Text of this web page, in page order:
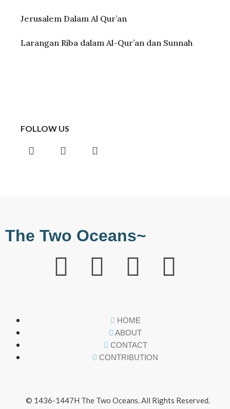
Jerusalem Dalam Al Qur’an
Larangan Riba dalam Al-Qur’an dan Sunnah
FOLLOW US
The Two Oceans~
HOME
ABOUT
CONTACT
CONTRIBUTION
© 1436-1447H The Two Oceans. All Rights Reserved.